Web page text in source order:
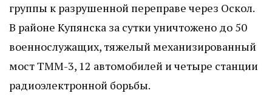
группы к разрушенной переправе через Оскол.
В районе Купянска за сутки уничтожено до 50
военнослужащих, тяжелый механизированный
мост ТММ-3, 12 автомобилей и четыре станции
радиоэлектронной борьбы.